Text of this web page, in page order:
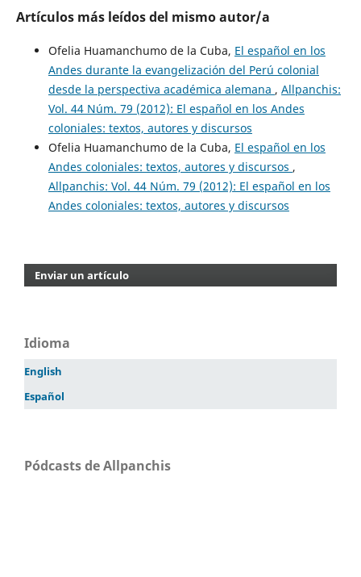
Artículos más leídos del mismo autor/a
Ofelia Huamanchumo de la Cuba, El español en los
Andes durante la evangelización del Perú colonial
desde la perspectiva académica alemana , Allpanchis:
Vol. 44 Núm. 79 (2012): El español en los Andes
coloniales: textos, autores y discursos
Ofelia Huamanchumo de la Cuba, El español en los
Andes coloniales: textos, autores y discursos ,
Allpanchis: Vol. 44 Núm. 79 (2012): El español en los
Andes coloniales: textos, autores y discursos
Enviar un artículo
Idioma
English
Español
Pódcasts de Allpanchis